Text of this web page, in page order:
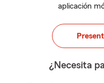
aplicación
¿Necesita